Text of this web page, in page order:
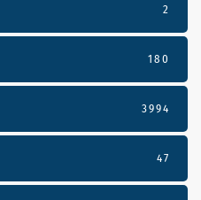
2
180
3994
47